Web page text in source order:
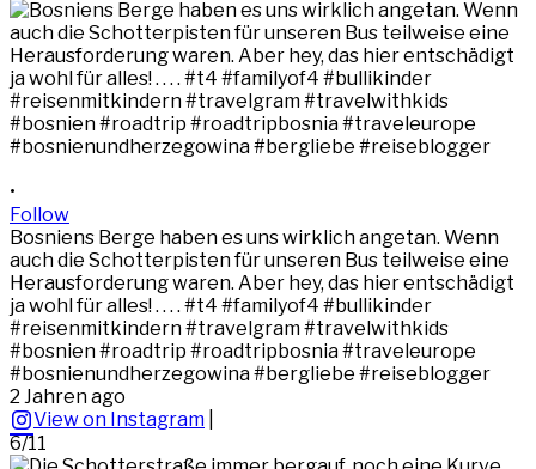
•
Follow
Bosniens Berge haben es uns wirklich angetan. Wenn
auch die Schotterpisten für unseren Bus teilweise eine
Herausforderung waren. Aber hey, das hier entschädigt
ja wohl für alles! . . . . #t4 #familyof4 #bullikinder
#reisenmitkindern #travelgram #travelwithkids
#bosnien #roadtrip #roadtripbosnia #traveleurope
#bosnienundherzegowina #bergliebe #reiseblogger
2 Jahren ago
View on Instagram
6/11